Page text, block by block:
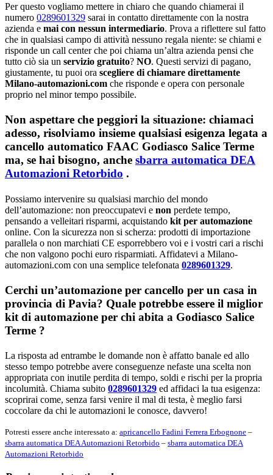
Per questo vogliamo mettere in chiaro che quando chiamerai il
numero 0289601329 sarai in contatto direttamente con la nostra
azienda e mai con nessun intermediario. Prova a riflettere sul fatto
che in qualsiasi campo di attività nessuno regala niente: se chiami e
risponde un call center che poi chiama un’altra azienda pensi che
tutto ciò sia un servizio gratuito? NO. Questi servizi di pagano,
giustamente, tu puoi ora scegliere di chiamare direttamente
Milano-automazioni.com che risponde e opera con personale
proprio nel minor tempo possibile.
Non aspettare che peggiori la situazione: chiamaci
adesso, risolviamo insieme qualsiasi esigenza legata a
cancello automatico FAAC Godiasco Salice Terme
ma, se hai bisogno, anche sbarra automatica DEA
Automazioni Retorbido .
Possiamo intervenire su qualsiasi marchio del mondo
dell’automazione: non preoccupatevi e non perdete tempo,
pensando a velleitari risparmi, acquistando kit per automazione
online. Con la sicurezza non si scherza: prodotti di importazione
parallela o non marchiati CE esporrebbero voi e i vostri cari a rischi
che non valgono pochi euro risparmiati. Affidatevi a Milano-
automazioni.com con una semplice telefonata 0289601329.
Cerchi un’automazione per cancello per un casa in
provincia di Pavia? Quale potrebbe essere il miglior
kit di automazione per chi abita a Godiasco Salice
Terme ?
La risposta ad entrambe le domande non è affatto banale ed allo
stesso tempo potrebbe avere conseguenze nefaste una scelta non
appropriata con inutile perdita di tempo, soldi e rischi per la propria
incolumità. Chiama subito 0289601329 ed affidaci la tua esigenza:
scoprirai come, senza farsi venire il mal di testa, è meglio farsi
coccolare da chi le automazioni le conosce, davvero!
Potresti essere anche interessato a: apricancello Fadini Ferrera Erbognone –
sbarra automatica DEA Automazioni Retorbido – sbarra automatica DEA
Automazioni Retorbido